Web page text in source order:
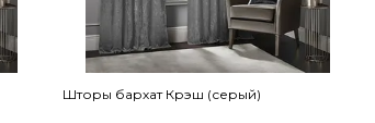
Шторы бархат Крэш (серый)